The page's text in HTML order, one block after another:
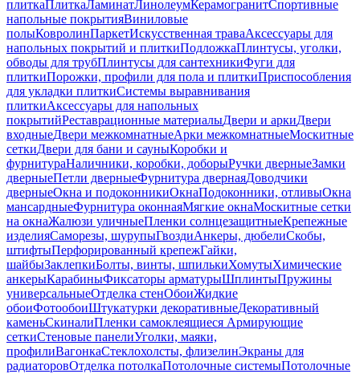
плиткаПлиткаЛаминатЛинолеумКерамогранитСпортивные
напольные покрытияВиниловые
полыКовролинПаркетИскусственная траваАксессуары для
напольных покрытий и плиткиПодложкаПлинтусы, уголки,
обводы для трубПлинтусы для сантехникиФуги для
плиткиПорожки, профили для пола и плиткиПриспособления
для укладки плиткиСистемы выравнивания
плиткиАксессуары для напольных
покрытийРеставрационные материалыДвери и аркиДвери
входныеДвери межкомнатныеАрки межкомнатныеМоскитные
сеткиДвери для бани и сауныКоробки и
фурнитураНаличники, коробки, доборыРучки дверныеЗамки
дверныеПетли дверныеФурнитура двернаяДоводчики
дверныеОкна и подоконникиОкнаПодоконники, отливыОкна
мансардныеФурнитура оконнаяМягкие окнаМоскитные сетки
на окнаЖалюзи уличныеПленки солнцезащитныеКрепежные
изделияСаморезы, шурупыГвоздиАнкеры, дюбелиСкобы,
штифтыПерфорированный крепежГайки,
шайбыЗаклепкиБолты, винты, шпилькиХомутыХимические
анкерыКарабиныФиксаторы арматурыШплинтыПружины
универсальныеОтделка стенОбоиЖидкие
обоиФотообоиШтукатурки декоративныеДекоративный
каменьСкиналиПленки самоклеящиеся Армирующие
сеткиСтеновые панелиУголки, маяки,
профилиВагонкаСтеклохолсты, флизелинЭкраны для
радиаторовОтделка потолкаПотолочные системыПотолочные